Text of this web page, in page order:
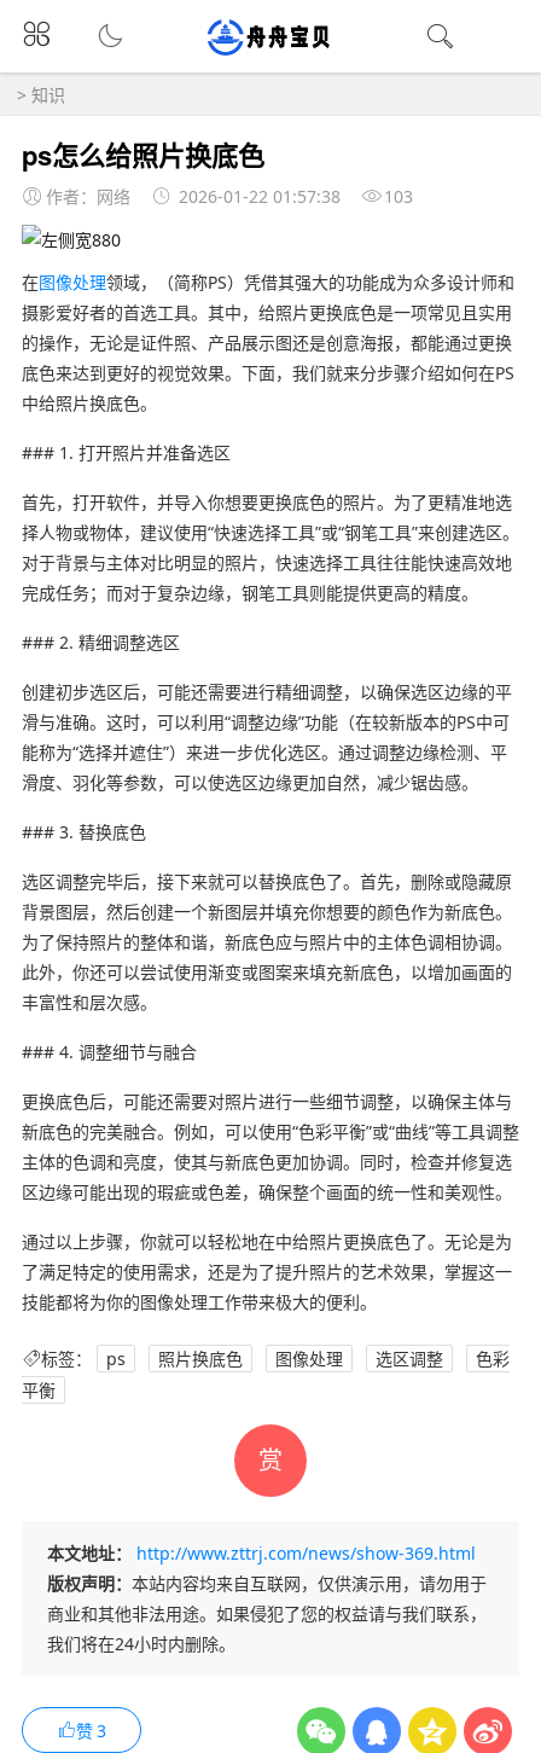
> 知识
ps怎么给照片换底色
作者：网络 2026-01-22 01:57:38 103
在图像处理领域，（简称PS）凭借其强大的功能成为众多设计师和
摄影爱好者的首选工具。其中，给照片更换底色是一项常见且实用
的操作，无论是证件照、产品展示图还是创意海报，都能通过更换
底色来达到更好的视觉效果。下面，我们就来分步骤介绍如何在PS
中给照片换底色。
### 1. 打开照片并准备选区
首先，打开软件，并导入你想要更换底色的照片。为了更精准地选
择人物或物体，建议使用“快速选择工具”或“钢笔工具”来创建选区。
对于背景与主体对比明显的照片，快速选择工具往往能快速高效地
完成任务；而对于复杂边缘，钢笔工具则能提供更高的精度。
### 2. 精细调整选区
创建初步选区后，可能还需要进行精细调整，以确保选区边缘的平
滑与准确。这时，可以利用“调整边缘”功能（在较新版本的PS中可
能称为“选择并遮住”）来进一步优化选区。通过调整边缘检测、平
滑度、羽化等参数，可以使选区边缘更加自然，减少锯齿感。
### 3. 替换底色
选区调整完毕后，接下来就可以替换底色了。首先，删除或隐藏原
背景图层，然后创建一个新图层并填充你想要的颜色作为新底色。
为了保持照片的整体和谐，新底色应与照片中的主体色调相协调。
此外，你还可以尝试使用渐变或图案来填充新底色，以增加画面的
丰富性和层次感。
### 4. 调整细节与融合
更换底色后，可能还需要对照片进行一些细节调整，以确保主体与
新底色的完美融合。例如，可以使用“色彩平衡”或“曲线”等工具调整
主体的色调和亮度，使其与新底色更加协调。同时，检查并修复选
区边缘可能出现的瑕疵或色差，确保整个画面的统一性和美观性。
通过以上步骤，你就可以轻松地在中给照片更换底色了。无论是为
了满足特定的使用需求，还是为了提升照片的艺术效果，掌握这一
技能都将为你的图像处理工作带来极大的便利。
标签： ps 照片换底色 图像处理 选区调整
色彩
平衡
赏
本文地址：
http://www.zttrj.com/news/show-369.html
版权声明： 本站内容均来自互联网，仅供演示用，请勿用于
商业和其他非法用途。如果侵犯了您的权益请与我们联系，
我们将在24小时内删除。
赞3